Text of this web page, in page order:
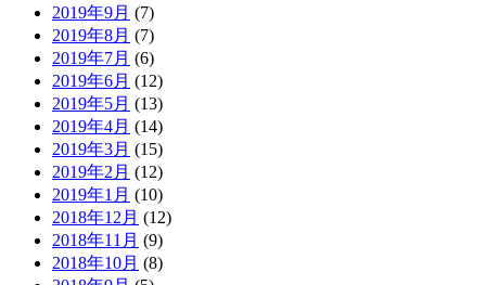
2019年9月 (7)
2019年8月 (7)
2019年7月 (6)
2019年6月 (12)
2019年5月 (13)
2019年4月 (14)
2019年3月 (15)
2019年2月 (12)
2019年1月 (10)
2018年12月 (12)
2018年11月 (9)
2018年10月 (8)